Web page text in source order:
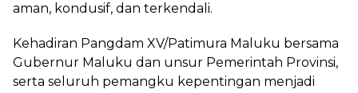
aman, kondusif, dan terkendali.
Kehadiran Pangdam XV/Patimura Maluku bersama
Gubernur Maluku dan unsur Pemerintah Provinsi,
serta seluruh pemangku kepentingan menjadi